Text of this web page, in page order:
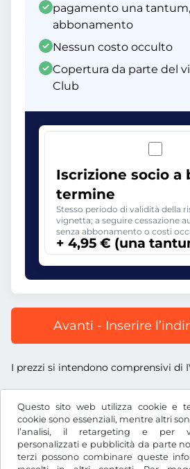
Questo sito web utilizza cookie e
cookie sono essenziali, mentre altri
l’analisi, il retargeting e per
personalizzati e pubblicità da parte
terzi possono combinare queste
pagamento una
abbonamento
Nessun costo occulto
Copertura da parte del
Club
Iscrizione socio a
termine
Stesso periodo di validità della
vignetta; a seguire cessazione
senza abbonamento o costi
+ 4,95 € (una
Avanti - Inserire
I prezzi si intendono comprensivi di
€EUR